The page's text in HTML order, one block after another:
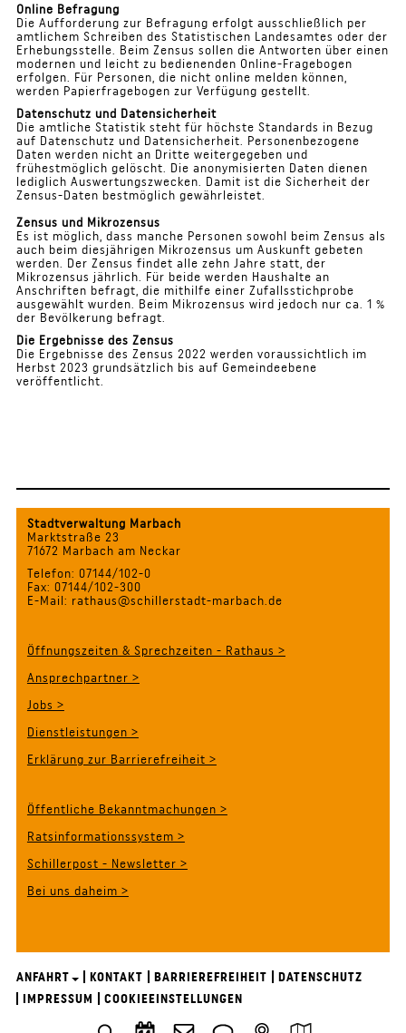
Online Befragung
Die Aufforderung zur Befragung erfolgt ausschließlich per
amtlichem Schreiben des Statistischen Landesamtes oder der
Erhebungsstelle. Beim Zensus sollen die Antworten über einen
modernen und leicht zu bedienenden Online-Fragebogen
erfolgen. Für Personen, die nicht online melden können,
werden Papierfragebogen zur Verfügung gestellt.
Datenschutz und Datensicherheit
Die amtliche Statistik steht für höchste Standards in Bezug
auf Datenschutz und Datensicherheit. Personenbezogene
Daten werden nicht an Dritte weitergegeben und
frühestmöglich gelöscht. Die anonymisierten Daten dienen
lediglich Auswertungszwecken. Damit ist die Sicherheit der
Zensus-Daten bestmöglich gewährleistet.
Zensus und Mikrozensus
Es ist möglich, dass manche Personen sowohl beim Zensus als
auch beim diesjährigen Mikrozensus um Auskunft gebeten
werden. Der Zensus findet alle zehn Jahre statt, der
Mikrozensus jährlich. Für beide werden Haushalte an
Anschriften befragt, die mithilfe einer Zufallsstichprobe
ausgewählt wurden. Beim Mikrozensus wird jedoch nur ca. 1 %
der Bevölkerung befragt.
Die Ergebnisse des Zensus
Die Ergebnisse des Zensus 2022 werden voraussichtlich im
Herbst 2023 grundsätzlich bis auf Gemeindeebene
veröffentlicht.
Stadtverwaltung Marbach
Marktstraße 23
71672 Marbach am Neckar
Telefon: 07144/102-0
Fax: 07144/102-300
E-Mail: rathaus@schillerstadt-marbach.de
Öffnungszeiten & Sprechzeiten - Rathaus >
Ansprechpartner >
Jobs >
Dienstleistungen >
Erklärung zur Barrierefreiheit >
Öffentliche Bekanntmachungen >
Ratsinformationssystem >
Schillerpost - Newsletter >
Bei uns daheim >
ANFAHRT KONTAKT BARRIEREFREIHEIT
DATENSCHUTZ
IMPRESSUM
COOKIEEINSTELLUNGEN